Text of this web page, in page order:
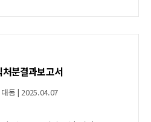
처분결과보고서
동 | 2025.04.07